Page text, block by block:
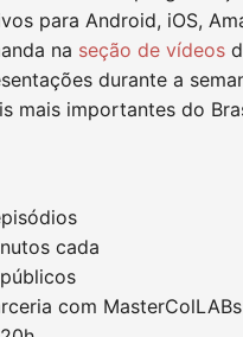
para Android, iOS,
na seção de vídeos
durante a
mais importantes do
cada
com MasterColLABs